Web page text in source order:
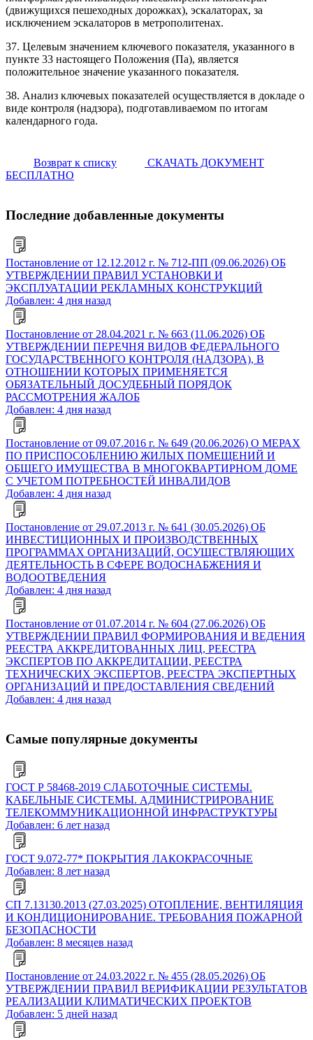
(движущихся пешеходных дорожках), эскалаторах, за
исключением эскалаторов в метрополитенах.
37. Целевым значением ключевого показателя, указанного в
пункте 33 настоящего Положения (Па), является
положительное значение указанного показателя.
38. Анализ ключевых показателей осуществляется в докладе о
виде контроля (надзора), подготавливаемом по итогам
календарного года.
Возврат к списку
СКАЧАТЬ ДОКУМЕНТ
БЕСПЛАТНО
Последние добавленные документы
Постановление от 12.12.2012 г. № 712-ПП (09.06.2026) ОБ
УТВЕРЖДЕНИИ ПРАВИЛ УСТАНОВКИ И
ЭКСПЛУАТАЦИИ РЕКЛАМНЫХ КОНСТРУКЦИЙ
Добавлен: 4 дня назад
Постановление от 28.04.2021 г. № 663 (11.06.2026) ОБ
УТВЕРЖДЕНИИ ПЕРЕЧНЯ ВИДОВ ФЕДЕРАЛЬНОГО
ГОСУДАРСТВЕННОГО КОНТРОЛЯ (НАДЗОРА), В
ОТНОШЕНИИ КОТОРЫХ ПРИМЕНЯЕТСЯ
ОБЯЗАТЕЛЬНЫЙ ДОСУДЕБНЫЙ ПОРЯДОК
РАССМОТРЕНИЯ ЖАЛОБ
Добавлен: 4 дня назад
Постановление от 09.07.2016 г. № 649 (20.06.2026) О МЕРАХ
ПО ПРИСПОСОБЛЕНИЮ ЖИЛЫХ ПОМЕЩЕНИЙ И
ОБЩЕГО ИМУЩЕСТВА В МНОГОКВАРТИРНОМ ДОМЕ
С УЧЕТОМ ПОТРЕБНОСТЕЙ ИНВАЛИДОВ
Добавлен: 4 дня назад
Постановление от 29.07.2013 г. № 641 (30.05.2026) ОБ
ИНВЕСТИЦИОННЫХ И ПРОИЗВОДСТВЕННЫХ
ПРОГРАММАХ ОРГАНИЗАЦИЙ, ОСУЩЕСТВЛЯЮЩИХ
ДЕЯТЕЛЬНОСТЬ В СФЕРЕ ВОДОСНАБЖЕНИЯ И
ВОДООТВЕДЕНИЯ
Добавлен: 4 дня назад
Постановление от 01.07.2014 г. № 604 (27.06.2026) ОБ
УТВЕРЖДЕНИИ ПРАВИЛ ФОРМИРОВАНИЯ И ВЕДЕНИЯ
РЕЕСТРА АККРЕДИТОВАННЫХ ЛИЦ, РЕЕСТРА
ЭКСПЕРТОВ ПО АККРЕДИТАЦИИ, РЕЕСТРА
ТЕХНИЧЕСКИХ ЭКСПЕРТОВ, РЕЕСТРА ЭКСПЕРТНЫХ
ОРГАНИЗАЦИЙ И ПРЕДОСТАВЛЕНИЯ СВЕДЕНИЙ
Добавлен: 4 дня назад
Самые популярные документы
ГОСТ Р 58468-2019 СЛАБОТОЧНЫЕ СИСТЕМЫ.
КАБЕЛЬНЫЕ СИСТЕМЫ. АДМИНИСТРИРОВАНИЕ
ТЕЛЕКОММУНИКАЦИОННОЙ ИНФРАСТРУКТУРЫ
Добавлен: 6 лет назад
ГОСТ 9.072-77* ПОКРЫТИЯ ЛАКОКРАСОЧНЫЕ
Добавлен: 8 лет назад
СП 7.13130.2013 (27.03.2025) ОТОПЛЕНИЕ, ВЕНТИЛЯЦИЯ
И КОНДИЦИОНИРОВАНИЕ. ТРЕБОВАНИЯ ПОЖАРНОЙ
БЕЗОПАСНОСТИ
Добавлен: 8 месяцев назад
Постановление от 24.03.2022 г. № 455 (28.05.2026) ОБ
УТВЕРЖДЕНИИ ПРАВИЛ ВЕРИФИКАЦИИ РЕЗУЛЬТАТОВ
РЕАЛИЗАЦИИ КЛИМАТИЧЕСКИХ ПРОЕКТОВ
Добавлен: 5 дней назад